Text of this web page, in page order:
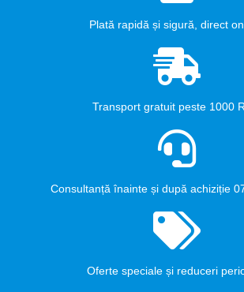
Plată rapidă și sigură, direct
Transport gratuit peste 1000
Consultanță înainte și după achiziție
Oferte speciale și reduceri